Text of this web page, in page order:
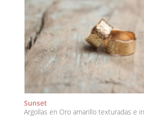
Sunset
Argollas en Oro amarillo texturadas e